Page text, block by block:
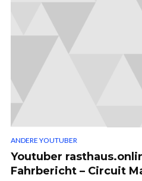
ANDERE YOUTUBER
Youtuber
Fahrbericht – Circuit